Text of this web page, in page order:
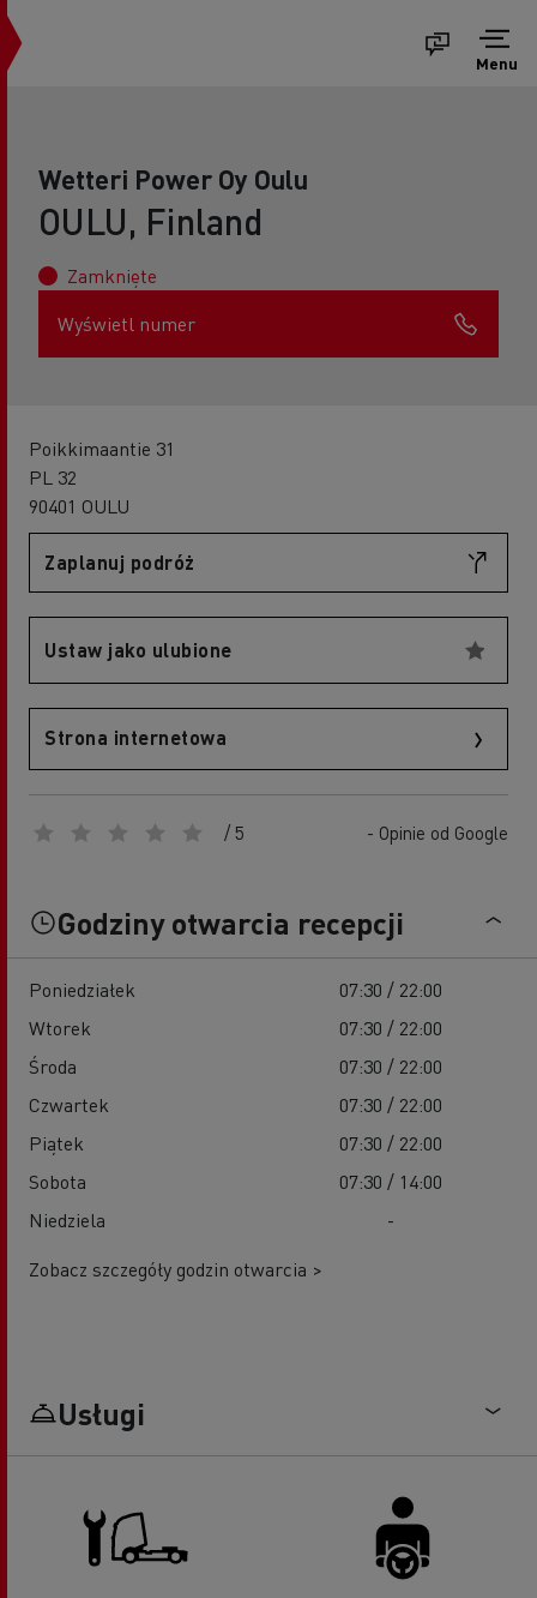
Menu
Wetteri Power Oy Oulu
OULU, Finland
Zamknięte
Wyświetl numer
Poikkimaantie 31
PL 32
90401 OULU
Zaplanuj podróż
Ustaw jako ulubione
Strona internetowa
/ 5 - Opinie od Google
Godziny otwarcia recepcji
Poniedziałek
07:30 / 22:00
Wtorek
07:30 / 22:00
Środa
07:30 / 22:00
Czwartek
07:30 / 22:00
Piątek
07:30 / 22:00
Sobota
07:30 / 14:00
Niedziela
-
Zobacz szczegóły godzin otwarcia >
Usługi